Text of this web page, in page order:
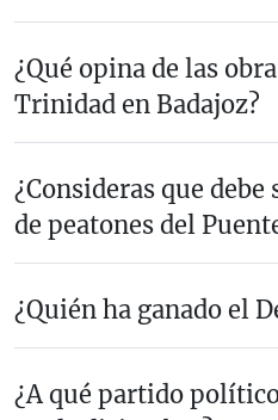
¿Qué opina de las
Trinidad en Badajoz?
¿Consideras que
de peatones del
¿Quién ha ganado el
¿A qué partido